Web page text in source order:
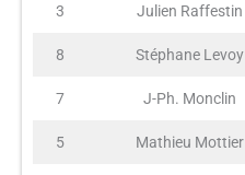
3 Julien Raffestin
8 Stéphane Levoy
7 J-Ph. Monclin
5 Mathieu Mottier